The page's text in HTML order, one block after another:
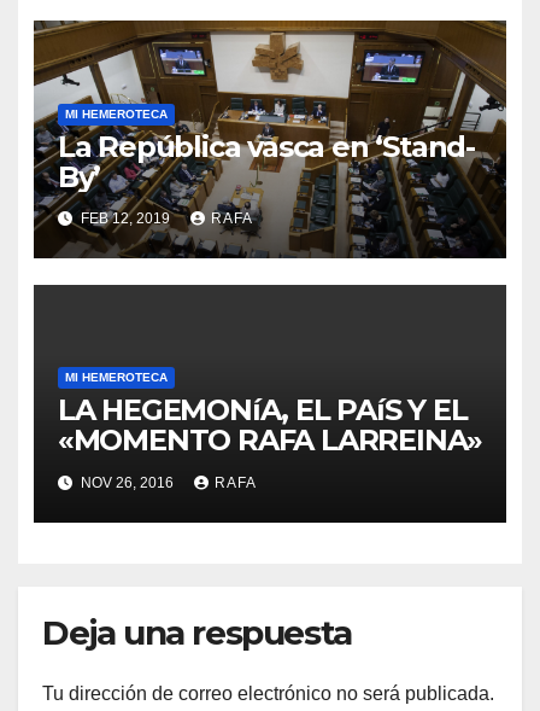
MI HEMEROTECA
La República vasca en ‘Stand-
By’
FEB 12, 2019 RAFA
MI HEMEROTECA
LA HEGEMONíA, EL PAíS Y EL
«MOMENTO RAFA LARREINA»
NOV 26, 2016 RAFA
Deja una respuesta
Tu dirección de correo electrónico no será publicada.